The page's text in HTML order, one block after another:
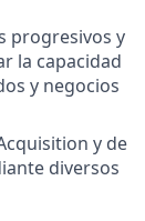
progresivos y
la capacidad
y negocios
y de
diversos